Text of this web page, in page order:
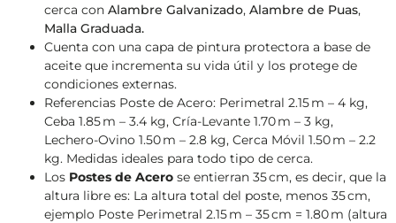
cerca con Alambre Galvanizado, Alambre de Puas,
Malla Graduada.
Cuenta con una capa de pintura protectora a base de
aceite que incrementa su vida útil y los protege de
condiciones externas.
Referencias Poste de Acero: Perimetral 2.15 m – 4 kg,
Ceba 1.85 m – 3.4 kg, Cría-Levante 1.70 m – 3 kg,
Lechero-Ovino 1.50 m – 2.8 kg, Cerca Móvil 1.50 m – 2.2
kg. Medidas ideales para todo tipo de cerca.
Los Postes de Acero se entierran 35 cm, es decir, que la
altura libre es: La altura total del poste, menos 35 cm,
ejemplo Poste Perimetral 2.15 m – 35 cm = 1.80 m (altura